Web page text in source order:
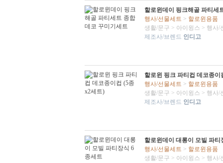
할로윈데이 핑크해골 파티세
행사/선물세트 > 할로윈용품
생활/문구 > 아이윙스 > 행사/
제조사/브렌드 인디고
할로윈 핑크 파티컵 데코종이
행사/선물세트 > 할로윈용품
생활/문구 > 아이윙스 > 행사/
제조사/브렌드 인디고
할로윈데이 대롱이 모빌 파티
행사/선물세트 > 할로윈용품
생활/문구 > 아이윙스 > 행사/